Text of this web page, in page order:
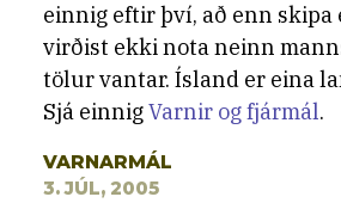
VARNARMÁL
3. JÚL, 2005
einnig eftir því, að enn
virðist ekki nota neinn
tölur vantar. Ísland er eina
Sjá einnigVarnir og fjármál.